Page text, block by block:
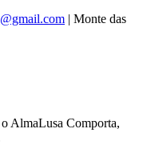
| Monte das
AlmaLusa Comporta,